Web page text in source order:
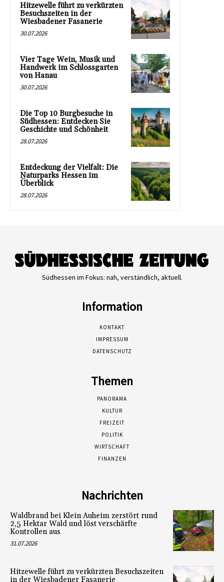
Hitzewelle führt zu verkürzten
Besuchszeiten in der
Wiesbadener Fasanerie
30.07.2026
Vier Tage Wein, Musik und
Handwerk im Schlossgarten
von Hanau
30.07.2026
Die Top 10 Burgbesuche in
Südhessen: Entdecken Sie
Geschichte und Schönheit
28.07.2026
Entdeckung der Vielfalt: Die
Naturparks Hessen im
Überblick
28.07.2026
Südhessen im Fokus: nah, verständlich, aktuell.
Information
KONTAKT
IMPRESSUM
DATENSCHUTZ
Themen
PANORAMA
KULTUR
FREIZEIT
POLITIK
WIRTSCHAFT
FINANZEN
Nachrichten
Waldbrand bei Klein Auheim zerstört rund
2,5 Hektar Wald und löst verschärfte
Kontrollen aus
31.07.2026
Hitzewelle führt zu verkürzten Besuchszeiten
in der Wiesbadener Fasanerie